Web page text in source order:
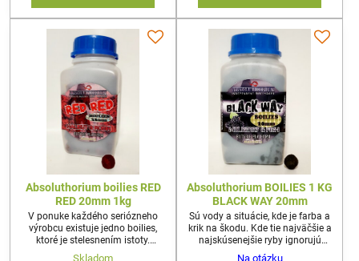
ktorých potravinový signál je tak
silný a prenikavý, že ho nedokážu
ignorovať. Absoluthorium BBB
Complex patrí do druhej
kategórie....
Absoluthorium boilies RED
RED 20mm 1kg
V ponuke každého seriózneho
výrobcu existuje jedno boilies,
ktoré je stelesnením istoty.
Produkt, po ktorom siahnete, keď
Skladom
Absoluthorium BOILIES 1 KG
BLACK WAY 20mm
Sú vody a situácie, kde je farba a
krik na škodu. Kde tie najväčšie a
najskúsenejšie ryby ignorujú
všetko, čo len trochu zaváňa
Na otázku